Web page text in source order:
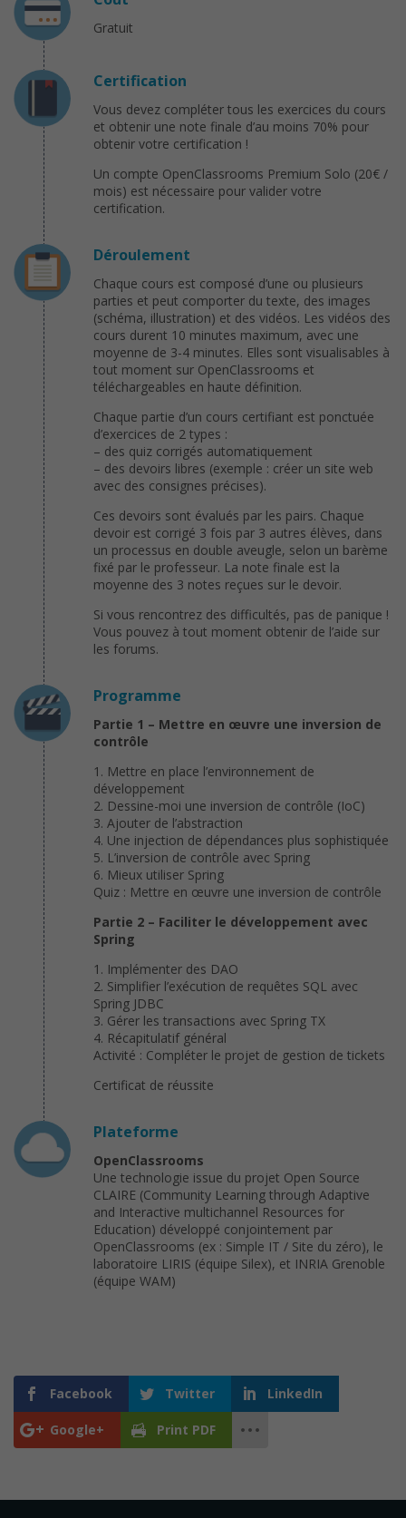
Gratuit
Certification
Vous devez compléter tous les exercices du cours
et obtenir une note finale d’au moins 70% pour
obtenir votre certification !
Un compte OpenClassrooms Premium Solo (20€ /
mois) est nécessaire pour valider votre
certification.
Déroulement
Chaque cours est composé d’une ou plusieurs
parties et peut comporter du texte, des images
(schéma, illustration) et des vidéos. Les vidéos des
cours durent 10 minutes maximum, avec une
moyenne de 3-4 minutes. Elles sont visualisables à
tout moment sur OpenClassrooms et
téléchargeables en haute définition.
Chaque partie d’un cours certifiant est ponctuée
d’exercices de 2 types :
– des quiz corrigés automatiquement
– des devoirs libres (exemple : créer un site web
avec des consignes précises).
Ces devoirs sont évalués par les pairs. Chaque
devoir est corrigé 3 fois par 3 autres élèves, dans
un processus en double aveugle, selon un barème
fixé par le professeur. La note finale est la
moyenne des 3 notes reçues sur le devoir.
Si vous rencontrez des difficultés, pas de panique !
Vous pouvez à tout moment obtenir de l’aide sur
les forums.
Programme
Partie 1 – Mettre en œuvre une inversion de
contrôle
1. Mettre en place l’environnement de
développement
2. Dessine-moi une inversion de contrôle (IoC)
3. Ajouter de l’abstraction
4. Une injection de dépendances plus sophistiquée
5. L’inversion de contrôle avec Spring
6. Mieux utiliser Spring
Quiz : Mettre en œuvre une inversion de contrôle
Partie 2 – Faciliter le développement avec
Spring
1. Implémenter des DAO
2. Simplifier l’exécution de requêtes SQL avec
Spring JDBC
3. Gérer les transactions avec Spring TX
4. Récapitulatif général
Activité : Compléter le projet de gestion de tickets
Certificat de réussite
Plateforme
OpenClassrooms
Une technologie issue du projet Open Source
CLAIRE (Community Learning through Adaptive
and Interactive multichannel Resources for
Education) développé conjointement par
OpenClassrooms (ex : Simple IT / Site du zéro), le
laboratoire LIRIS (équipe Silex), et INRIA Grenoble
(équipe WAM)
Facebook Twitter LinkedIn
Google+ Print PDF